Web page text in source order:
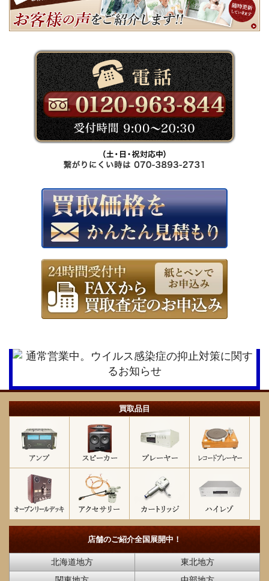
買取品目
店舗のご紹介全国展開中！
北海道地方
東北地方